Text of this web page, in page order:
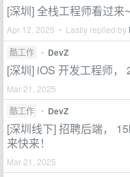
[深圳] 全栈工程师看过来
Apr 12, 2025 • Lastly replied by
酷工作 • DevZ
[深圳] iOS 开发工程师，
Mar 21, 2025
酷工作
• DevZ
[深圳线下] 招聘后端，
来快来！
Mar 21, 2025